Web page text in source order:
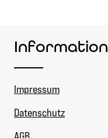
Information
Impressum
Datenschutz